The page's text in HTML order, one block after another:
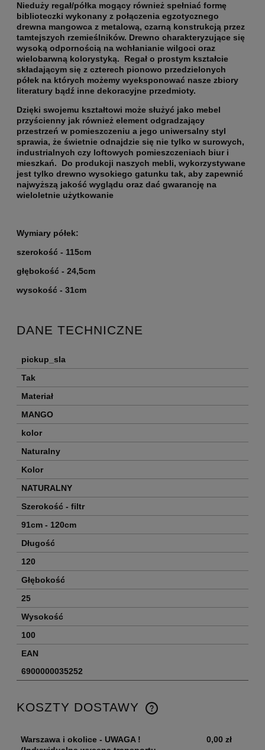
Nieduży regał/półka mogący również spełniać formę
biblioteczki wykonany z połączenia egzotycznego
drewna mangowca z metalową, czarną konstrukcją przez
tamtejszych rzemieślników. Drewno charakteryzujące się
wysoką odpornością na wchłanianie wilgoci oraz
wielobarwną kolorystyką. Regał o prostym kształcie
składającym się z czterech pionowo przedzielonych
półek na których możemy wyeksponować nasze zbiory
literatury bądź inne dekoracyjne przedmioty.
Dzięki swojemu kształtowi może służyć jako mebel
przyścienny jak również element odgradzający
przestrzeń w pomieszczeniu a jego uniwersalny styl
sprawia, że świetnie odnajdzie się nie tylko w surowych,
industrialnych czy loftowych pomieszczeniach biur i
mieszkań. Do produkcji naszych mebli, wykorzystywane
jest tylko drewno wysokiego gatunku tak, aby zapewnić
najwyższą jakość wyglądu oraz dać gwarancję na
wieloletnie użytkowanie
Wymiary półek:
szerokość - 115cm
głębokość - 24,5cm
wysokość - 31cm
DANE TECHNICZNE
pickup_sla
Tak
Materiał
MANGO
kolor
Naturalny
Kolor
NATURALNY
Szerokość - filtr
91cm - 120cm
Długość
120
Głębokość
25
Wysokość
100
EAN
6900000035252
KOSZTY DOSTAWY
Warszawa i okolice - UWAGA !
0,00 zł